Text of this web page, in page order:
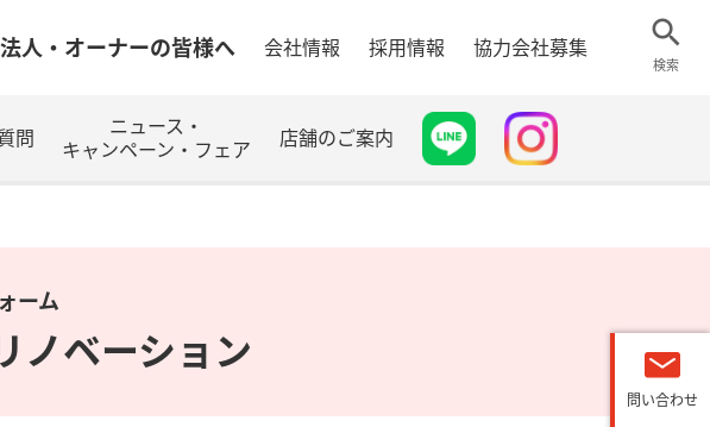
法人・オーナーの皆様へ 会社情報 採用情報 協力会社募集
検索
問
ニュース・
キャンペーン・フェア
店舗のご案内
ーム
ノベーション
問い合わせ